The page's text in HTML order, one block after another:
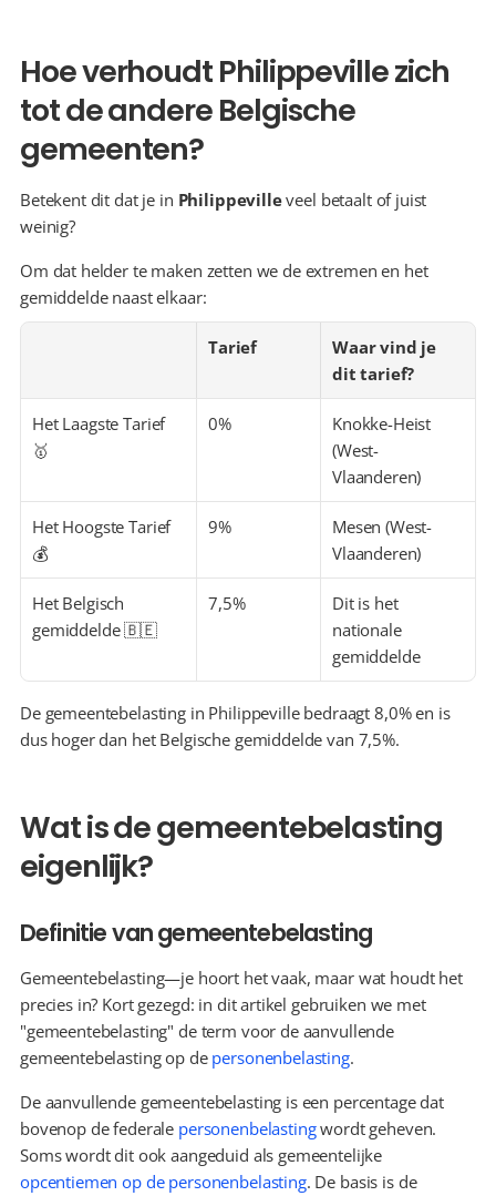
Hoe verhoudt Philippeville zich
tot de andere Belgische
gemeenten?
Betekent dit dat je in Philippeville veel betaalt of juist
weinig?
Om dat helder te maken zetten we de extremen en het
gemiddelde naast elkaar:
Tarief
Waar vind je
dit tarief?
Het Laagste Tarief
🥇
0%
Knokke-Heist
(West-
Vlaanderen)
Het Hoogste Tarief
💰
9%
Mesen (West-
Vlaanderen)
Het Belgisch
gemiddelde 🇧🇪
7,5%
Dit is het
nationale
gemiddelde
De gemeentebelasting in Philippeville bedraagt 8,0% en is
dus hoger dan het Belgische gemiddelde van 7,5%.
Wat is de gemeentebelasting
eigenlijk?
Definitie van gemeentebelasting
Gemeentebelasting—je hoort het vaak, maar wat houdt het
precies in? Kort gezegd: in dit artikel gebruiken we met
"gemeentebelasting" de term voor de aanvullende
gemeentebelasting op de personenbelasting.
De aanvullende gemeentebelasting is een percentage dat
bovenop de federale personenbelasting wordt geheven.
opcentiemen op de personenbelasting. De basis is de